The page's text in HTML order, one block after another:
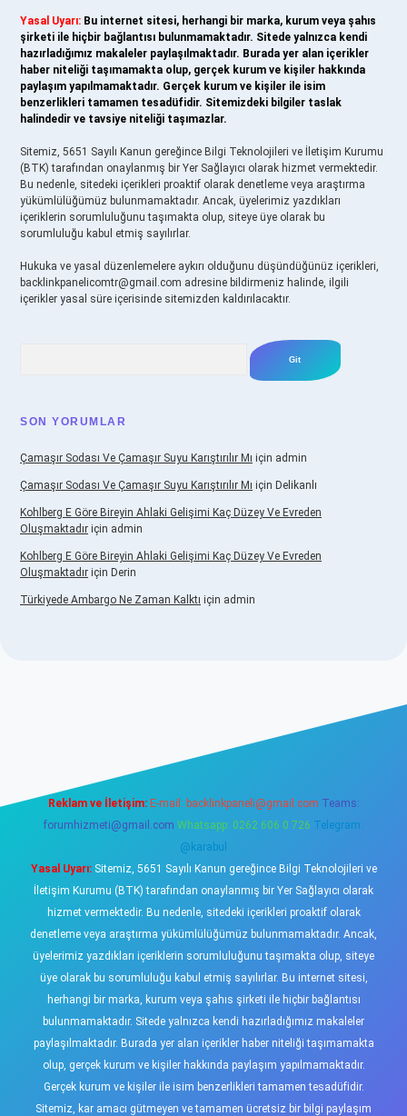
Yasal Uyarı: Bu internet sitesi, herhangi bir marka, kurum veya şahıs
şirketi ile hiçbir bağlantısı bulunmamaktadır. Sitede yalnızca kendi
hazırladığımız makaleler paylaşılmaktadır. Burada yer alan içerikler
haber niteliği taşımamakta olup, gerçek kurum ve kişiler hakkında
paylaşım yapılmamaktadır. Gerçek kurum ve kişiler ile isim
benzerlikleri tamamen tesadüfidir. Sitemizdeki bilgiler taslak
halindedir ve tavsiye niteliği taşımazlar.
Sitemiz, 5651 Sayılı Kanun gereğince Bilgi Teknolojileri ve İletişim Kurumu
(BTK) tarafından onaylanmış bir Yer Sağlayıcı olarak hizmet vermektedir.
Bu nedenle, sitedeki içerikleri proaktif olarak denetleme veya araştırma
yükümlülüğümüz bulunmamaktadır. Ancak, üyelerimiz yazdıkları
içeriklerin sorumluluğunu taşımakta olup, siteye üye olarak bu
sorumluluğu kabul etmiş sayılırlar.
Hukuka ve yasal düzenlemelere aykırı olduğunu düşündüğünüz içerikleri,
backlinkpanelicomtr@gmail.com adresine bildirmeniz halinde, ilgili
içerikler yasal süre içerisinde sitemizden kaldırılacaktır.
SON YORUMLAR
Çamaşır Sodası Ve Çamaşır Suyu Karıştırılır Mı için admin
Çamaşır Sodası Ve Çamaşır Suyu Karıştırılır Mı için Delikanlı
Kohlberg E Göre Bireyin Ahlaki Gelişimi Kaç Düzey Ve Evreden
Oluşmaktadır için admin
Kohlberg E Göre Bireyin Ahlaki Gelişimi Kaç Düzey Ve Evreden
Oluşmaktadır için Derin
Türkiyede Ambargo Ne Zaman Kalktı için admin
Reklam ve İletişim: E-mail: backlinkpaneli@gmail.com Teams:
forumhizmeti@gmail.com Whatsapp: 0262 606 0 726 Telegram:
@karabul
Yasal Uyarı:Sitemiz, 5651 Sayılı Kanun gereğince Bilgi Teknolojileri ve
İletişim Kurumu (BTK) tarafından onaylanmış bir Yer Sağlayıcı olarak
hizmet vermektedir. Bu nedenle, sitedeki içerikleri proaktif olarak
denetleme veya araştırma yükümlülüğümüz bulunmamaktadır. Ancak,
üyelerimiz yazdıkları içeriklerin sorumluluğunu taşımakta olup, siteye
üye olarak bu sorumluluğu kabul etmiş sayılırlar. Bu internet sitesi,
herhangi bir marka, kurum veya şahıs şirketi ile hiçbir bağlantısı
bulunmamaktadır. Sitede yalnızca kendi hazırladığımız makaleler
paylaşılmaktadır. Burada yer alan içerikler haber niteliği taşımamakta
olup, gerçek kurum ve kişiler hakkında paylaşım yapılmamaktadır.
Gerçek kurum ve kişiler ile isim benzerlikleri tamamen tesadüfidir.
Sitemiz, kar amacı gütmeyen ve tamamen ücretsiz bir bilgi paylaşım